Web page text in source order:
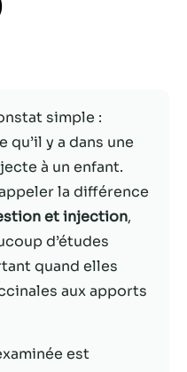
simple :
qu’il y a dans une
à un enfant.
la différence
et injection,
d’études
quand elles
aux apports
est
sont pas
facultatifs. Ils
sont
fonctionnement
du site Web.
Statistiques
Afin que nous
fonctionnalité